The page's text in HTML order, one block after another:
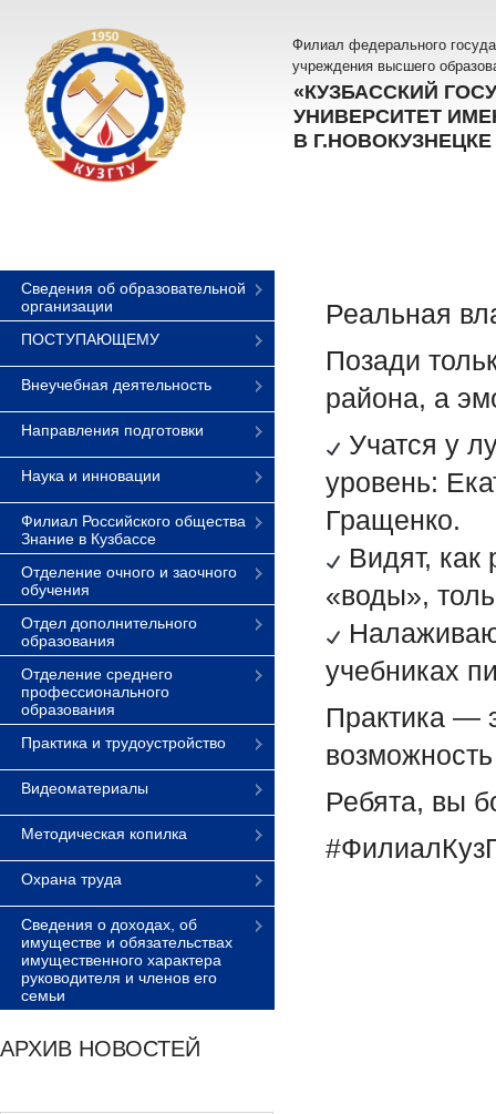
Филиал федерального
учреждения высшего
«КУЗБАССКИЙ
УНИВЕРСИТЕТ
В Г.НОВОКУЗНЕЦКЕ
Сведения об образовательной
организации
ПОСТУПАЮЩЕМУ
Внеучебная деятельность
Направления подготовки
Наука и инновации
Филиал Российского общества
Знание в Кузбассе
Отделение очного и заочного
обучения
Отдел дополнительного
образования
Отделение среднего
профессионального
образования
Практика и трудоустройство
Видеоматериалы
Методическая копилка
Охрана труда
Сведения о доходах, об
имуществе и обязательствах
имущественного характера
руководителя и членов его
семьи
АРХИВ НОВОСТЕЙ
Реальная
Позади
района, а
Учатся у
уровень:
Гращенко.
Видят, как
«воды»,
учебниках
Практика —
Ребята, вы